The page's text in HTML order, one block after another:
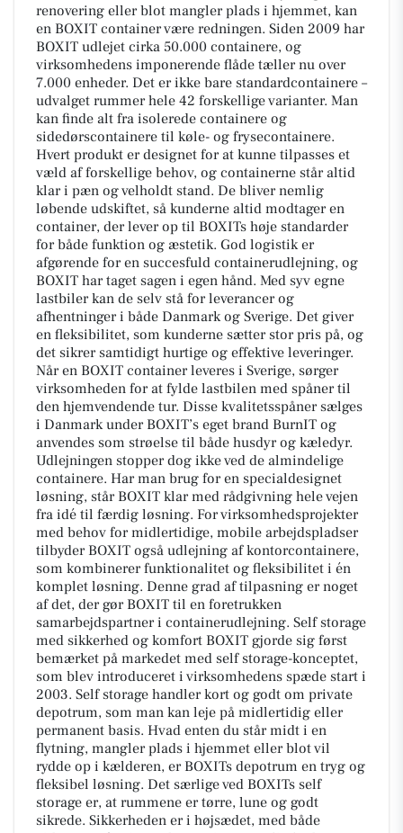
renovering eller blot mangler plads i hjemmet, kan
en BOXIT container være redningen. Siden 2009 har
BOXIT udlejet cirka 50.000 containere, og
virksomhedens imponerende flåde tæller nu over
7.000 enheder. Det er ikke bare standardcontainere –
udvalget rummer hele 42 forskellige varianter. Man
kan finde alt fra isolerede containere og
sidedørscontainere til køle- og frysecontainere.
Hvert produkt er designet for at kunne tilpasses et
væld af forskellige behov, og containerne står altid
klar i pæn og velholdt stand. De bliver nemlig
løbende udskiftet, så kunderne altid modtager en
container, der lever op til BOXITs høje standarder
for både funktion og æstetik. God logistik er
afgørende for en succesfuld containerudlejning, og
BOXIT har taget sagen i egen hånd. Med syv egne
lastbiler kan de selv stå for leverancer og
afhentninger i både Danmark og Sverige. Det giver
en fleksibilitet, som kunderne sætter stor pris på, og
det sikrer samtidigt hurtige og effektive leveringer.
Når en BOXIT container leveres i Sverige, sørger
virksomheden for at fylde lastbilen med spåner til
den hjemvendende tur. Disse kvalitetsspåner sælges
i Danmark under BOXIT’s eget brand BurnIT og
anvendes som strøelse til både husdyr og kæledyr.
Udlejningen stopper dog ikke ved de almindelige
containere. Har man brug for en specialdesignet
løsning, står BOXIT klar med rådgivning hele vejen
fra idé til færdig løsning. For virksomhedsprojekter
med behov for midlertidige, mobile arbejdspladser
tilbyder BOXIT også udlejning af kontorcontainere,
som kombinerer funktionalitet og fleksibilitet i én
komplet løsning. Denne grad af tilpasning er noget
af det, der gør BOXIT til en foretrukken
samarbejdspartner i containerudlejning. Self storage
med sikkerhed og komfort BOXIT gjorde sig først
bemærket på markedet med self storage-konceptet,
som blev introduceret i virksomhedens spæde start i
2003. Self storage handler kort og godt om private
depotrum, som man kan leje på midlertidig eller
permanent basis. Hvad enten du står midt i en
flytning, mangler plads i hjemmet eller blot vil
rydde op i kælderen, er BOXITs depotrum en tryg og
fleksibel løsning. Det særlige ved BOXITs self
storage er, at rummene er tørre, lune og godt
sikrede. Sikkerheden er i højsædet, med både